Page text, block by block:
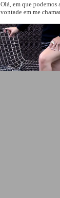
Olá, em que podemos
vontade em me